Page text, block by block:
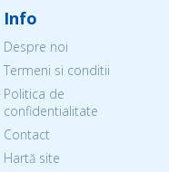
Info
Despre noi
Termeni si conditii
Politica de
confidentialitate
Contact
Hartă site